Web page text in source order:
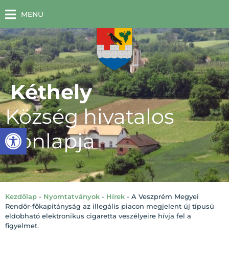
Eszköztár megnyitása
MENÜ
Kéthely
Község hivatalos
honlapja
Kezdőlap - Nyomtatványok - Hírek - A Veszprém Megyei
Rendőr-főkapitányság az illegális piacon megjelent új típusú
eldobható elektronikus cigaretta veszélyeire hívja fel a
figyelmet.